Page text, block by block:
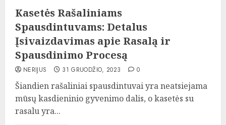
Kasetės Rašaliniams
Spausdintuvams: Detalus
Įsivaizdavimas apie Rasalą ir
Spausdinimo Procesą
NERIJUS 31 GRUODŽIO, 2023 0
Šiandien rašaliniai spausdintuvai yra neatsiejama
mūsų kasdieninio gyvenimo dalis, o kasetės su
rasalu yra...